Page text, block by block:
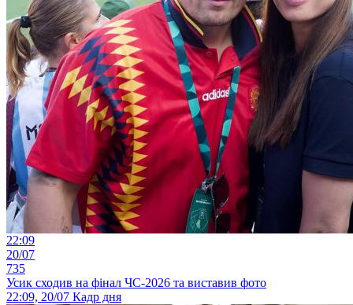
22:09
20/07
735
Усик сходив на фінал ЧС-2026 та виставив фото
22:09, 20/07 Кадр дня